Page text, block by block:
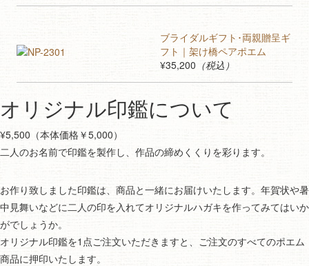
ブライダルギフト･両親贈呈ギ
フト｜架け橋ペアポエム
¥35,200 （税込）
オリジナル印鑑について
¥5,500（本体価格￥5,000）
二人のお名前で印鑑を製作し、作品の締めくくりを彩ります。
お作り致しました印鑑は、商品と一緒にお届けいたします。年賀状や暑
中見舞いなどに二人の印を入れてオリジナルハガキを作ってみてはいか
がでしょうか。
オリジナル印鑑を1点ご注文いただきますと、ご注文のすべてのポエム
商品に押印いたします。